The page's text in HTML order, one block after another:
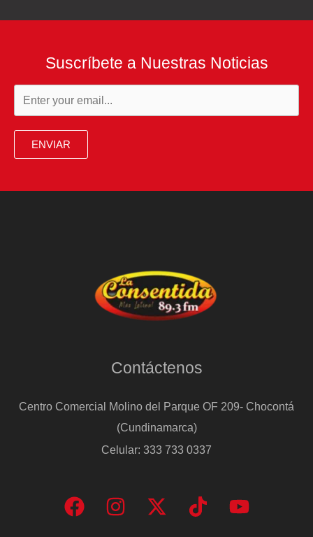
Suscríbete a Nuestras Noticias
ENVIAR
Contáctenos
Centro Comercial Molino del Parque OF 209- Chocontá
(Cundinamarca)
Celular: 333 733 0337